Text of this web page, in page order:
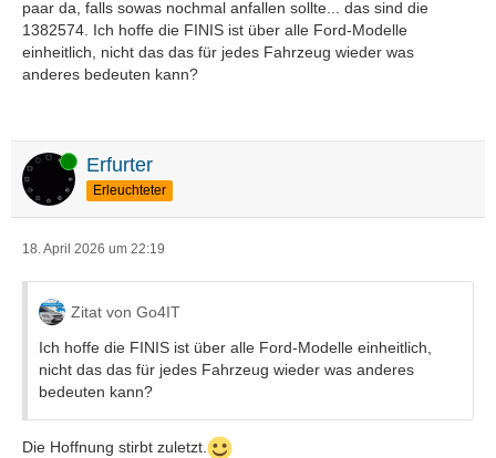
paar da, falls sowas nochmal anfallen sollte... das sind die
1382574. Ich hoffe die FINIS ist über alle Ford-Modelle
einheitlich, nicht das das für jedes Fahrzeug wieder was
anderes bedeuten kann?
Online Erfurter
Erleuchteter
18. April 2026 um 22:19
Zitat von Go4IT
Ich hoffe die FINIS ist über alle Ford-Modelle einheitlich,
nicht das das für jedes Fahrzeug wieder was anderes
bedeuten kann?
Die Hoffnung stirbt zuletzt.